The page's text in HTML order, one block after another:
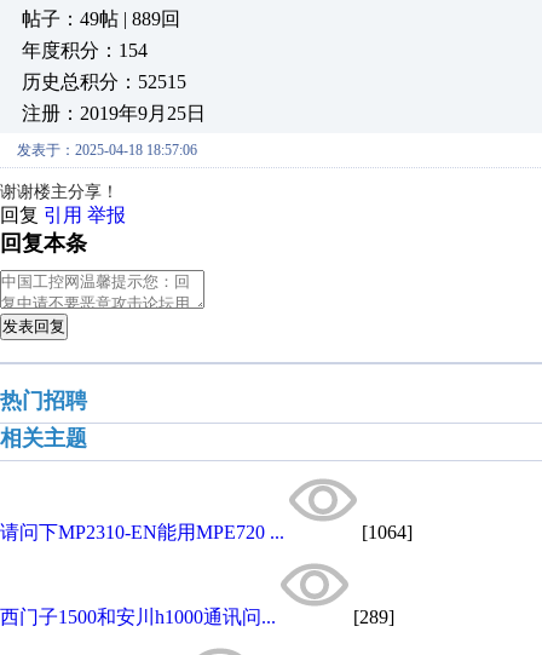
帖子：49帖 | 889回
年度积分：154
历史总积分：52515
注册：2019年9月25日
发表于：2025-04-18 18:57:06
谢谢楼主分享！
回复 引用 举报
回复本条
发表回复
热门招聘
相关主题
请问下MP2310-EN能用MPE720 ... [1064]
西门子1500和安川h1000通讯问... [289]